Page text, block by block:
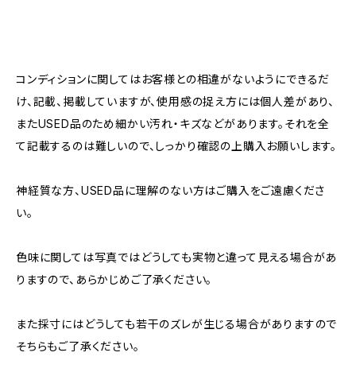
コンディションに関してはお客様との相違がないようにできるだ
け、記載、掲載していますが、使用感の捉え方には個人差があり、
またUSED品のため細かい汚れ・キズなどがあります。それを全
て記載するのは難しいので、しっかり確認の上購入お願いします。
神経質な方、USED品に理解のない方はご購入をご遠慮くださ
い。
色味に関しては写真ではどうしても実物と違って見える場合があ
りますので、あらかじめご了承ください。
また採寸にはどうしても若干のズレが生じる場合がありますので
そちらもご了承ください。